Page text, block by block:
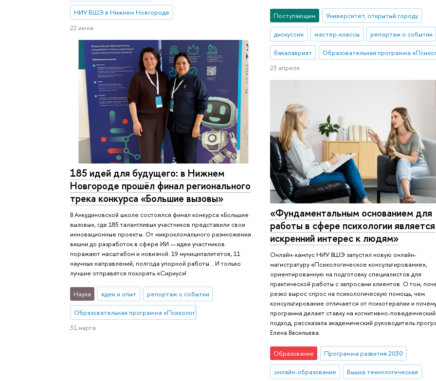
НИУ ВШЭ в Нижнем Новгороде
22 июня
Поступающим Университет, открытый городу
дискуссии мастер-классы репортаж о событии
бакалавриат
Образовательная программа
23 апреля
185 идей для будущего: в Нижнем
Новгороде прошёл финал регионального
трека конкурса «Большие вызовы»
В Анкудиновской школе состоялся финал конкурса «Большие
вызовы», где 185 талантливых участников представили свои
инновационные проекты. От микроклонального размножения
вишни до разработок в сфере ИИ — идеи участников
поражают масштабом и новизной. 19 муниципалитетов, 11
научных направлений, полгода упорной работы… И только
лучшие отправятся покорять «Сириус»!
Наука идеи и опыт репортаж о событии
Образовательная программа «Психология в бизнесе»
31 марта
«Фундаментальным основанием для
работы в сфере психологии является
искренний интерес к людям»
Онлайн-кампус НИУ ВШЭ запустил новую онлайн-
магистратуру «Психологическое консультирование»,
ориентированную на подготовку специалистов для
практической работы с запросами клиентов. О том,
резко вырос спрос на психологическую помощь, чем
консультирование отличается от психотерапии и
программа делает ставку на когнитивно-поведенческий
подход, рассказала академический руководитель
Елена Васильева.
Образование Программа развития 2030
онлайн-образование Вышка технологическая